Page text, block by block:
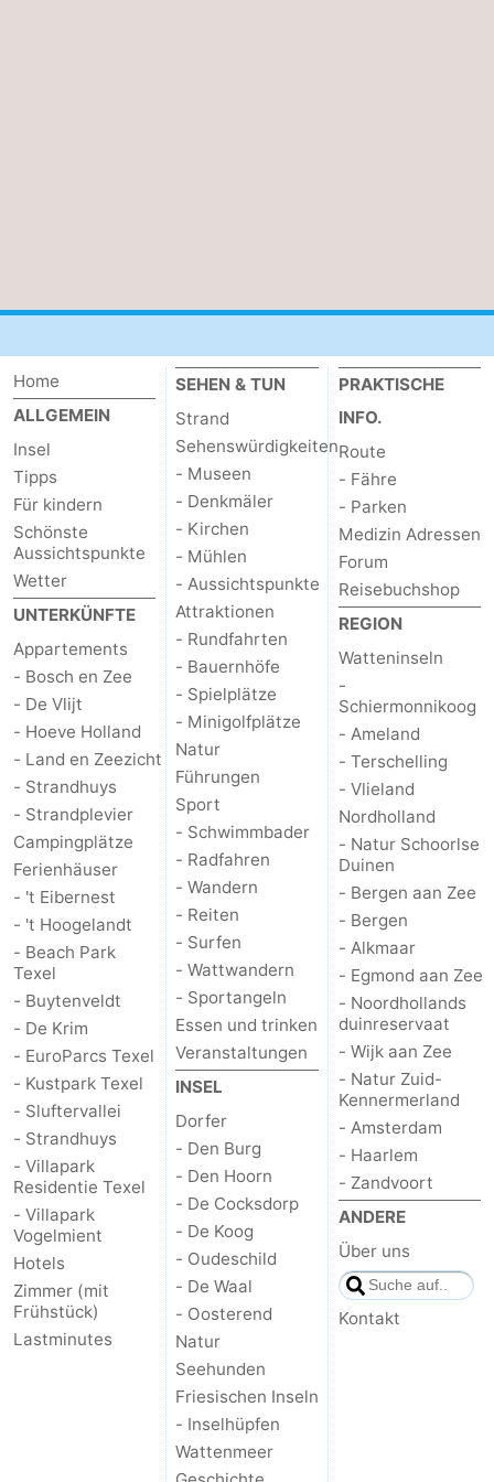
Fähre
-
Reisebuchshop
Medizin
Adressen
Region
-
Schiermonnikoog
-
Ameland
-
Terschelling
-
Vlieland
Nordholland
-
Natur
Schoorlse
Duinen
-
Bergen
aan
Zee
-
Bergen
-
Alkmaar
Egmond
aan
Zee
-
Noordhollands
duinreservaat
-
Wijk
aan
Natur
-
Home
ALLGEMEIN
Insel
Tipps
Für kindern
Schönste
Aussichtspunkte
Wetter
UNTERKÜNFTE
Appartements
- Bosch en Zee
- De Vlijt
- Hoeve Holland
- Land en Zeezicht
- Strandhuys
- Strandplevier
Campingplätze
Ferienhäuser
- 't Eibernest
- 't Hoogelandt
- Beach Park
Texel
- Buytenveldt
- De Krim
- EuroParcs Texel
- Kustpark Texel
- Sluftervallei
- Strandhuys
- Villapark
Residentie Texel
- Villapark
Vogelmient
Hotels
Zimmer (mit
Frühstück)
Lastminutes
SEHEN & TUN
Strand
Sehenswürdigkeiten
- Museen
- Denkmäler
- Kirchen
- Mühlen
- Aussichtspunkte
Attraktionen
- Rundfahrten
- Bauernhöfe
- Spielplätze
- Minigolfplätze
Natur
Führungen
Sport
- Schwimmbader
- Radfahren
- Wandern
- Reiten
- Surfen
- Wattwandern
- Sportangeln
Essen und trinken
Veranstaltungen
INSEL
Dorfer
- Den Burg
- Den Hoorn
- De Cocksdorp
- De Koog
- Oudeschild
- De Waal
- Oosterend
Natur
Seehunden
Friesischen Inseln
- Inselhüpfen
Wattenmeer
PRAKTISCHE
INFO.
Route
- Fähre
- Parken
Medizin Adressen
Forum
Reisebuchshop
REGION
Watteninseln
-
Schiermonnikoog
- Ameland
- Terschelling
- Vlieland
Nordholland
- Natur Schoorlse
Duinen
- Bergen aan Zee
- Bergen
- Alkmaar
- Egmond aan Zee
- Noordhollands
duinreservaat
- Wijk aan Zee
- Natur Zuid-
Kennermerland
- Amsterdam
- Haarlem
- Zandvoort
ANDERE
Über uns
Kontakt